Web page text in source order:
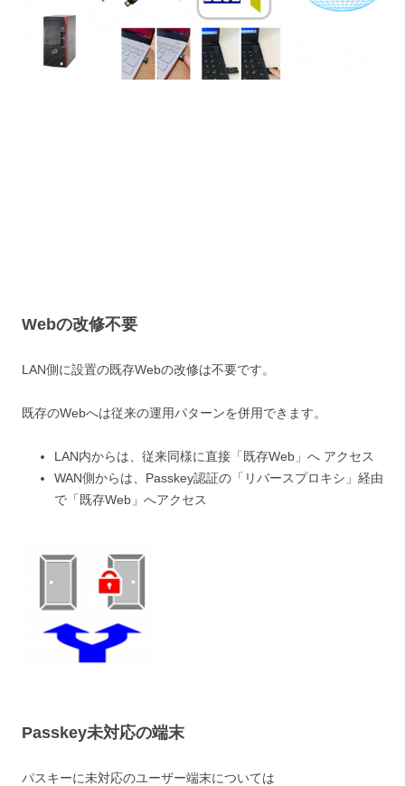
Webの改修不要
LAN側に設置の既存Webの改修は不要です。
既存のWebへは従来の運用パターンを併用できます。
LAN内からは、従来同様に直接「既存Web」へ アクセス
WAN側からは、Passkey認証の「リバースプロキシ」経由
で「既存Web」へアクセス
Passkey未対応の端末
パスキーに未対応のユーザー端末については